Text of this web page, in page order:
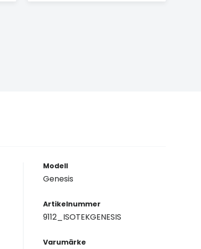
Modell
Genesis
Artikelnummer
9112_ISOTEKGENESIS
Varumärke